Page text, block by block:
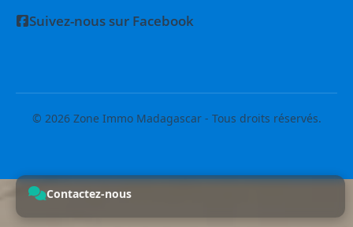
Suivez-nous sur Facebook
© 2026 Zone Immo Madagascar - Tous droits réservés.
Contactez-nous